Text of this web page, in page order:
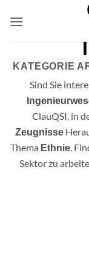
Inhalt
KATEGORIE
Sind Sie
ClauQSI, in
Zeugnisse
Thema Ethnie.
Sektor zu